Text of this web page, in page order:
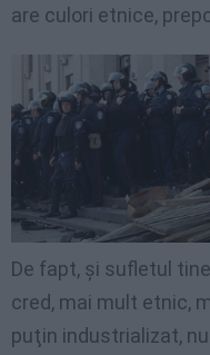
are culori etnice,
De fapt, şi sufletul
cred, mai mult etnic,
puţin industrializat,